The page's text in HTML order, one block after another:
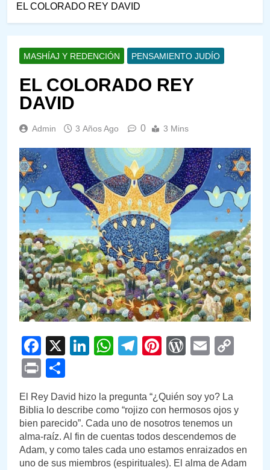
EL COLORADO REY DAVID
MASHÍAJ Y REDENCIÓN PENSAMIENTO JUDÍO
EL COLORADO REY
DAVID
Admin 3 Años Ago 0 3 Mins
Facebook
X LinkedIn
WhatsApp
Telegram
PinterestEmail
Print
El Rey David hizo la pregunta “¿Quién soy yo? La
Biblia lo describe como “rojizo con hermosos ojos y
bien parecido”. Cada uno de nosotros tenemos un
alma-raíz. Al fin de cuentas todos descendemos de
Adam, y como tales cada uno estamos enraizados en
uno de sus miembros (espirituales). El alma de Adam